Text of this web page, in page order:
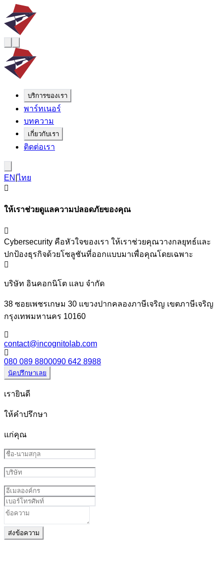
บริการของเรา
พาร์ทเนอร์
บทความ
เกี่ยวกับเรา
ติดต่อเรา
EN |ไทย
ให้เราช่วยดูแลความปลอดภัยของคุณ
Cybersecurity คือหัวใจของเรา ให้เราช่วยคุณวางกลยุทธ์และ
ปกป้องธุรกิจด้วยโซลูชันที่ออกแบบมาเพื่อคุณโดยเฉพาะ
บริษัท อินคอกนิโต แลบ จำกัด
38 ซอยเพชรเกษม 30 แขวงปากคลองภาษีเจริญ เขตภาษีเจริญ
กรุงเทพมหานคร 10160
contact@incognitolab.com
080 089 8800090 642 8988
นัดปรึกษาเลย
เรายินดี
ให้คำปรึกษา
แก่คุณ
ส่งข้อความ